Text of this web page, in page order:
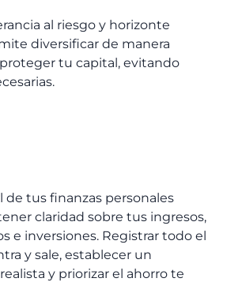
al riesgo y horizonte
diversificar de manera
tu capital, evitando
de tus finanzas personales
claridad sobre tus ingresos,
e inversiones. Registrar todo el
y sale, establecer un
y priorizar el ahorro te